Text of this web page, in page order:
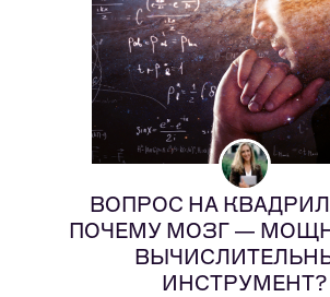
ВОПРОС НА
ПОЧЕМУ МОЗГ —
ИНСТРУМЕНТ?